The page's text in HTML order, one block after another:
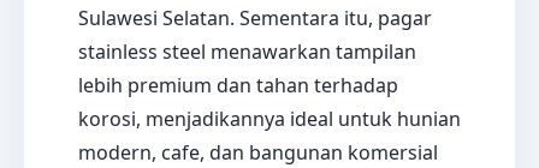
Sulawesi Selatan. Sementara itu, pagar
stainless steel menawarkan tampilan
lebih premium dan tahan terhadap
korosi, menjadikannya ideal untuk hunian
modern, cafe, dan bangunan komersial